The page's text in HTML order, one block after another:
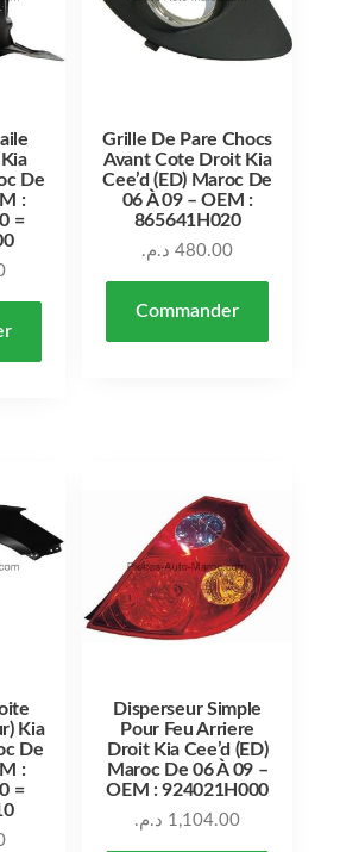
De
:
=
Grille De Pare Chocs
Avant Cote Droit Kia
Cee’d (ED) Maroc De
06 À 09 – OEM :
865641H020
480.00 د.م.
Commander
Kia
De
:
=
Disperseur Simple
Pour Feu Arriere
Droit Kia Cee’d (ED)
Maroc De 06 À 09 –
OEM : 924021H000
1,104.00 د.م.